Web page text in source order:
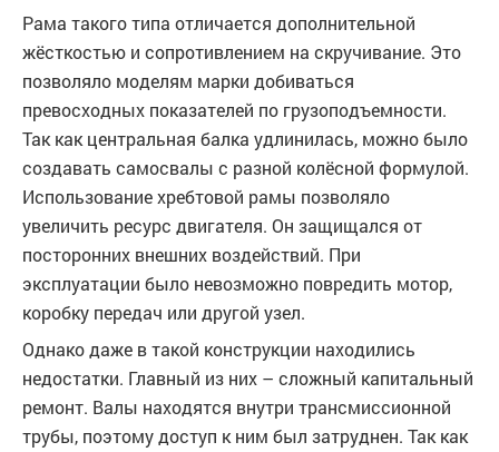
Рама такого типа отличается дополнительной
жёсткостью и сопротивлением на скручивание. Это
позволяло моделям марки добиваться
превосходных показателей по грузоподъемности.
Так как центральная балка удлинилась, можно было
создавать самосвалы с разной колёсной формулой.
Использование хребтовой рамы позволяло
увеличить ресурс двигателя. Он защищался от
посторонних внешних воздействий. При
эксплуатации было невозможно повредить мотор,
коробку передач или другой узел.
Однако даже в такой конструкции находились
недостатки. Главный из них – сложный капитальный
ремонт. Валы находятся внутри трансмиссионной
трубы, поэтому доступ к ним был затруднен. Так как